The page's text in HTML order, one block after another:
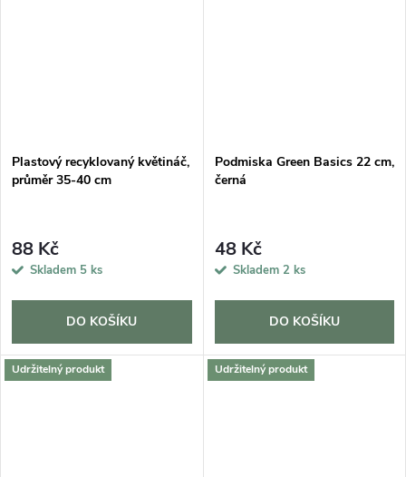
Plastový recyklovaný květináč,
průměr 35-40 cm
88 Kč
Skladem 5 ks
DO KOŠÍKU
Podmiska Green Basics 22 cm,
černá
48 Kč
Skladem 2 ks
DO KOŠÍKU
Udržitelný produkt Udržitelný produkt